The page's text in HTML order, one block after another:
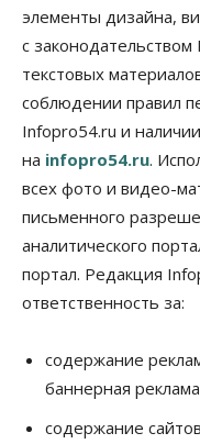
Сибирские
07 Августа 2026, 14:00
В Новосибирске
сертификаты на
07 Августа 2026, 13:55
Авто Общество
Треть
«поставили
07 Августа 2026, 13:00
Власть
социальных
07 Августа 2026, 12:35
Общество
элементы дизайна,
с
текстовых
соблюдении правил
Infopro54.ru и
на infopro54.ru.
всех фото и видео-
письменного
аналитического
портал. Редакция
ответственность за:
содержание
баннерная
содержание